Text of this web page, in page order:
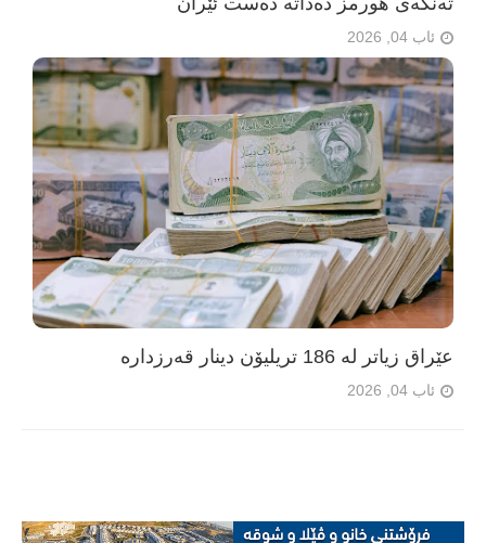
ئاب 04, 2026
عێراق زیاتر لە 186 تریلیۆن دینار قەرزدارە
ئاب 04, 2026